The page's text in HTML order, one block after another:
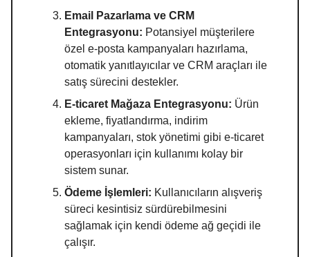
Email Pazarlama ve CRM
Entegrasyonu: Potansiyel müşterilere
özel e-posta kampanyaları hazırlama,
otomatik yanıtlayıcılar ve CRM araçları ile
satış sürecini destekler.
E-ticaret Mağaza Entegrasyonu: Ürün
ekleme, fiyatlandırma, indirim
kampanyaları, stok yönetimi gibi e-ticaret
operasyonları için kullanımı kolay bir
sistem sunar.
Ödeme İşlemleri: Kullanıcıların alışveriş
süreci kesintisiz sürdürebilmesini
sağlamak için kendi ödeme ağ geçidi ile
çalışır.